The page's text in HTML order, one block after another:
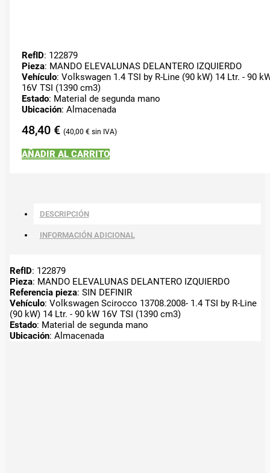
RefID: 122879
Pieza: MANDO ELEVALUNAS DELANTERO IZQUIERDO
Vehículo: Volkswagen 1.4 TSI by R-Line (90 kW) 14 Ltr. - 90
16V TSI (1390 cm3)
Estado: Material de segunda mano
Ubicación: Almacenada
48,40 € 40,00 €
AÑADIR AL CARRITO
DESCRIPCIÓN
INFORMACIÓN ADICIONAL
RefID: 122879
Pieza: MANDO ELEVALUNAS DELANTERO IZQUIERDO
Referencia pieza: SIN DEFINIR
Vehículo: Volkswagen Scirocco 13708.2008- 1.4 TSI by R-Line
(90 kW) 14 Ltr. - 90 kW 16V TSI (1390 cm3)
Estado: Material de segunda mano
Ubicación: Almacenada